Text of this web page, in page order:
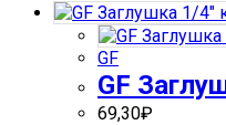
(никель)
GF
GF
69,30₽